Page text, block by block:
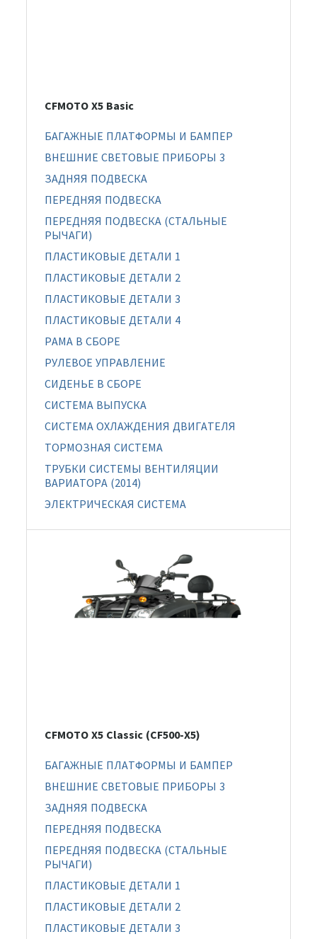
CFMOTO X5 Basic
БАГАЖНЫЕ ПЛАТФОРМЫ И БАМПЕР
ВНЕШНИЕ СВЕТОВЫЕ ПРИБОРЫ 3
ЗАДНЯЯ ПОДВЕСКА
ПЕРЕДНЯЯ ПОДВЕСКА
ПЕРЕДНЯЯ ПОДВЕСКА (СТАЛЬНЫЕ
РЫЧАГИ)
ПЛАСТИКОВЫЕ ДЕТАЛИ 1
ПЛАСТИКОВЫЕ ДЕТАЛИ 2
ПЛАСТИКОВЫЕ ДЕТАЛИ 3
ПЛАСТИКОВЫЕ ДЕТАЛИ 4
РАМА В СБОРЕ
РУЛЕВОЕ УПРАВЛЕНИЕ
СИДЕНЬЕ В СБОРЕ
СИСТЕМА ВЫПУСКА
СИСТЕМА ОХЛАЖДЕНИЯ ДВИГАТЕЛЯ
ТОРМОЗНАЯ СИСТЕМА
ТРУБКИ СИСТЕМЫ ВЕНТИЛЯЦИИ
ВАРИАТОРА (2014)
ЭЛЕКТРИЧЕСКАЯ СИСТЕМА
CFMOTO X5 Classic (CF500-X5)
БАГАЖНЫЕ ПЛАТФОРМЫ И БАМПЕР
ВНЕШНИЕ СВЕТОВЫЕ ПРИБОРЫ 3
ЗАДНЯЯ ПОДВЕСКА
ПЕРЕДНЯЯ ПОДВЕСКА
ПЕРЕДНЯЯ ПОДВЕСКА (СТАЛЬНЫЕ
РЫЧАГИ)
ПЛАСТИКОВЫЕ ДЕТАЛИ 1
ПЛАСТИКОВЫЕ ДЕТАЛИ 2
ПЛАСТИКОВЫЕ ДЕТАЛИ 3